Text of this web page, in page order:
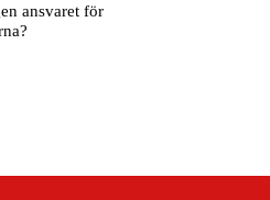
ansvaret för